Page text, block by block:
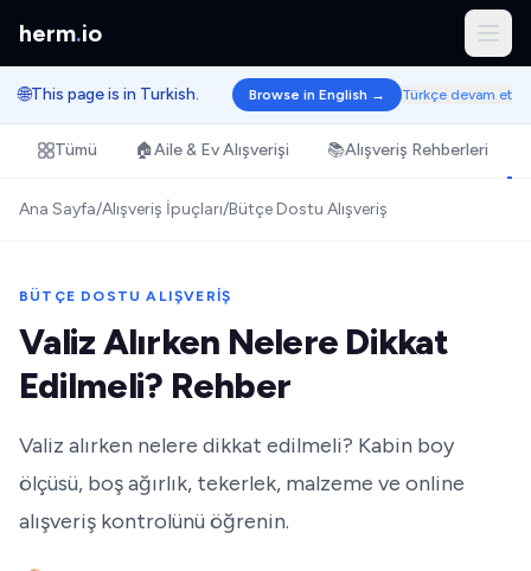
herm.io
🌐This page is in Turkish. Browse in English → Türkçe devam et
Tümü 🏠Aile & Ev Alışverişi 📚Alışveriş Rehberleri
Ana Sayfa/Alışveriş İpuçları/Bütçe Dostu Alışveriş
BÜTÇE DOSTU ALIŞVERIŞ
Valiz Alırken Nelere Dikkat
Edilmeli? Rehber
Valiz alırken nelere dikkat edilmeli? Kabin boy
ölçüsü, boş ağırlık, tekerlek, malzeme ve online
alışveriş kontrolünü öğrenin.